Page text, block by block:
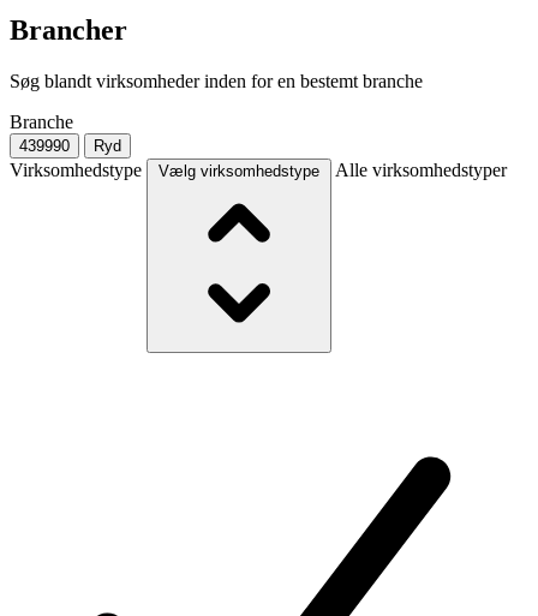
Brancher
Søg blandt virksomheder inden for en bestemt branche
Branche
439990 Ryd
Virksomhedstype Vælg virksomhedstype Alle virksomhedstyper